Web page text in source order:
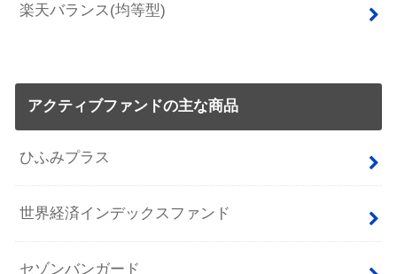
楽天バランス(均等型)
アクティブファンドの主な商品
ひふみプラス
世界経済インデックスファンド
セゾンバンガード